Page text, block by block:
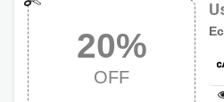
20%
OFF